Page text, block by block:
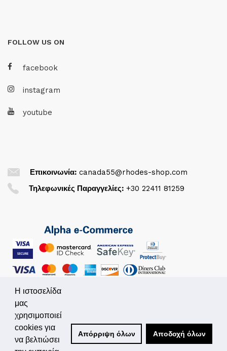
FOLLOW US ON
facebook
instagram
youtube
Επικοινωνία: canada55@rhodes-shop.com
Τηλεφωνικές Παραγγελίες: +30 22411 81259
© 2026. All Rights Reserved
Powered by
Simplo.gr
Η ιστοσελίδα
μας
χρησιμοποιεί
cookies για
να βελτιώσει
Απόρριψη όλων Αποδοχή όλων